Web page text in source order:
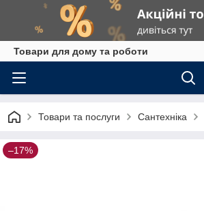
Товари для дому та роботи
Товари та послуги Сантехніка
–17%